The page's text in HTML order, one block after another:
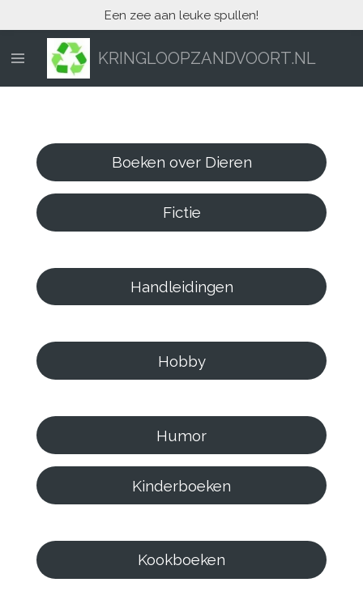
direct
naar
hoofdinhoud
KRINGLOOPZANDVOORT.NL
Een zee aan leuke spullen!
Boeken over Dieren
Fictie
Handleidingen
Hobby
Humor
Kinderboeken
Kookboeken